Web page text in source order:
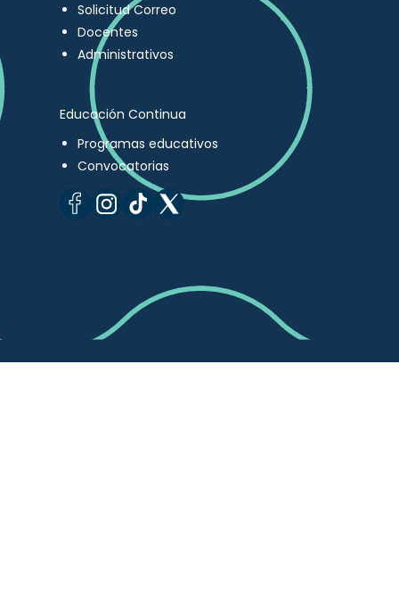
Solicitud Correo
Docentes
Administrativos
Educación Continua
Programas educativos
Convocatorias